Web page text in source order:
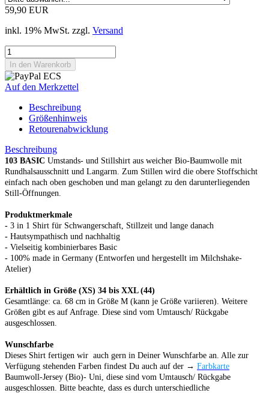
59,90 EUR
inkl. 19% MwSt. zzgl. Versand
Auf den Merkzettel
Beschreibung
Größenhinweis
Retourenabwicklung
Beschreibung
103 BASIC Umstands- und Stillshirt aus weicher Bio-Baumwolle mit
Rundhalsausschnitt und Langarm. Zum Stillen wird die obere Stoffschicht
einfach nach oben geschoben und man gelangt zu den darunterliegenden
Still-Öffnungen.
Produktmerkmale
- 3 in 1 Shirt für Schwangerschaft, Stillzeit und lange danach
- Hautsympathisch und nachhaltig
- Vielseitig kombinierbares Basic
- 100% made in Germany (Entworfen und hergestellt im Milchshake-
Atelier)
Erhältlich in Größe (XS) 34 bis XXL (44)
Gesamtlänge: ca. 68 cm in Größe M (kann je Größe variieren). Weitere
Größen gibt es auf Anfrage. Diese sind vom Umtausch/ Rückgabe
ausgeschlossen.
Wunschfarbe
Dieses Shirt fertigen wir auch gern in Deiner Wunschfarbe an. Alle zur
Verfügung stehenden Farben findest Du auch auf der → Farbkarte
Baumwoll-Jersey (Bio)- Uni, diese sind vom Umtausch/ Rückgabe
ausgeschlossen. Bitte beachte, dass es durch unterschiedliche